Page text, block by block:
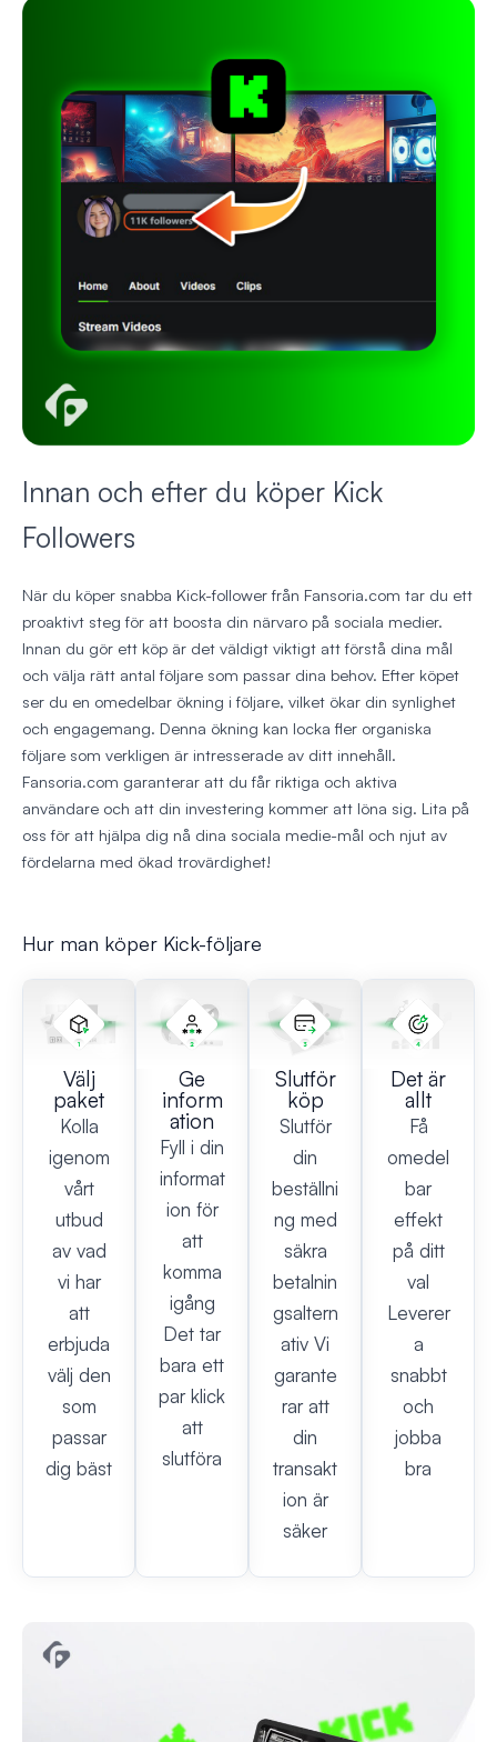
Innan och efter du köper Kick
Followers
När du köper snabba Kick-follower från Fansoria.com tar du ett
proaktivt steg för att boosta din närvaro på sociala medier.
Innan du gör ett köp är det väldigt viktigt att förstå dina mål
och välja rätt antal följare som passar dina behov. Efter köpet
ser du en omedelbar ökning i följare, vilket ökar din synlighet
och engagemang. Denna ökning kan locka fler organiska
följare som verkligen är intresserade av ditt innehåll.
Fansoria.com garanterar att du får riktiga och aktiva
användare och att din investering kommer att löna sig. Lita på
oss för att hjälpa dig nå dina sociala medie-mål och njut av
fördelarna med ökad trovärdighet!
Hur man köper Kick-följare
Välj
paket
Kolla
igenom
vårt
utbud
av vad
vi har
att
erbjuda
välj den
som
passar
dig bäst
Ge
inform
ation
Fyll i din
informat
ion för
att
komma
igång
Det tar
bara ett
par klick
att
slutföra
Slutför
köp
Slutför
din
beställni
ng med
säkra
betalnin
gsaltern
ativ Vi
garante
rar att
din
transakt
ion är
säker
Det är
allt
Få
omedel
bar
effekt
på ditt
val
Leverer
a
snabbt
och
jobba
bra